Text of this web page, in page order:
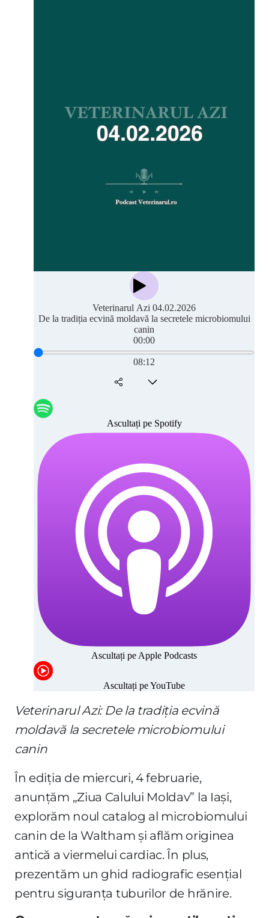
Veterinarul Azi: De la tradiția ecvină
moldavă la secretele microbiomului
canin
În ediția de miercuri, 4 februarie,
anunțăm „Ziua Calului Moldav” la Iași,
explorăm noul catalog al microbiomului
canin de la Waltham și aflăm originea
antică a viermelui cardiac. În plus,
prezentăm un ghid radiografic esențial
pentru siguranța tuburilor de hrănire.